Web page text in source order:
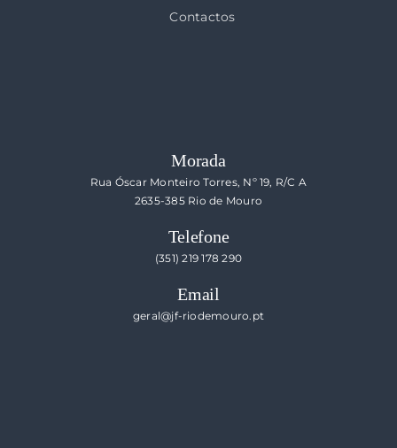
Contactos
Morada
Rua Óscar Monteiro Torres, Nº 19, R/C A
2635-385 Rio de Mouro
Telefone
(351) 219 178 290
Email
geral@jf-riodemouro.pt